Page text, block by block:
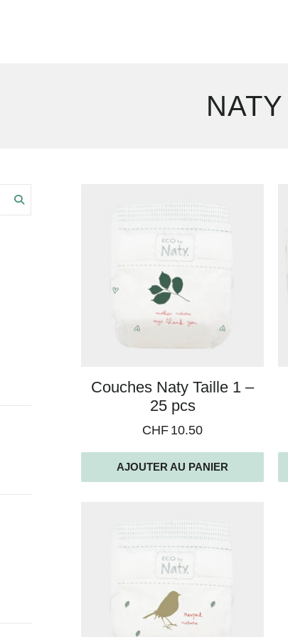
NATY
résultats
Couches Naty Taille 1 –
25 pcs
CHF 10.50
AJOUTER AU PANIER